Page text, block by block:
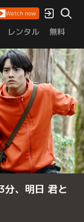
Watch now
レンタル 無料
、明日 君と